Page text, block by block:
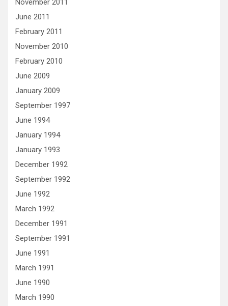
November 2011
June 2011
February 2011
November 2010
February 2010
June 2009
January 2009
September 1997
June 1994
January 1994
January 1993
December 1992
September 1992
June 1992
March 1992
December 1991
September 1991
June 1991
March 1991
June 1990
March 1990